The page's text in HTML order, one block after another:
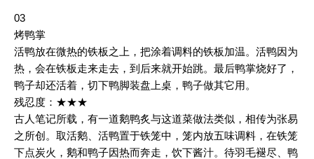
03
烤鸭掌
活鸭放在微热的铁板之上，把涂着调料的铁板加温。活鸭因为
热，会在铁板走来走去，到后来就开始跳。最后鸭掌烧好了，
鸭子却还活着，切下鸭脚装盘上桌，鸭子做其它用。
残忍度：★★★
古人笔记所载，有一道鹅鸭炙与这道菜做法类似，相传为张易
之所创。取活鹅、活鸭置于铁笼中，笼内放五味调料，在铁笼
下点炭火，鹅和鸭子因热而奔走，饮下酱汁。待羽毛褪尽、鸭